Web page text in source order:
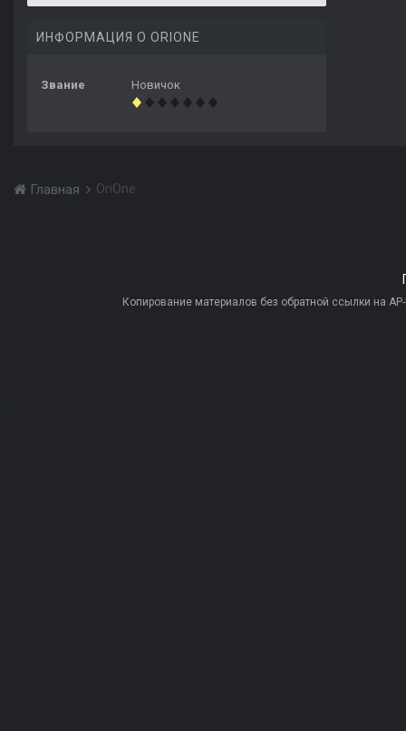
ИНФОРМАЦИЯ О ORIONE
Звание Новичок
Главная OriOne
Копирование материалов без обратной ссылки на